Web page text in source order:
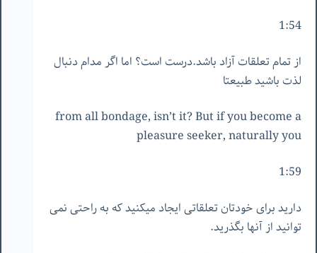
1:54
از تمام تعلقات آزاد باشد.درست است؟ اما اگر مدام دنبال
لذت باشید طبیعتا
from all bondage, isn’t it? But if you become a
pleasure seeker, naturally you
1:59
دارید برای خودتان تعلقاتی ایجاد میکنید که به راحتی نمی
توانید از آنها بگذرید.